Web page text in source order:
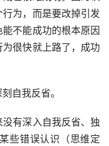
为，而是要改掉引发
不能成功的根本原因
很快就上路了，成功
自我反省。
有深入自我反省、独
些错误认识（思维定